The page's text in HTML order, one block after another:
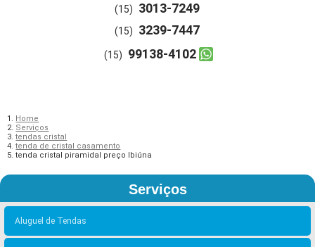
(15) 3013-7249
(15) 3239-7447
(15) 99138-4102
Home
Serviços
tendas cristal
tenda de cristal casamento
tenda cristal piramidal preço Ibiúna
Serviços
Aluguel de Tendas